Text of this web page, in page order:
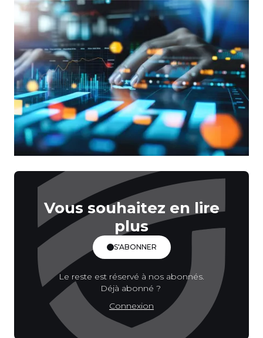
Vous souhaitez en lire
plus
S'ABONNER
Le reste est réservé à nos abonnés.
Déjà abonné ?
Connexion